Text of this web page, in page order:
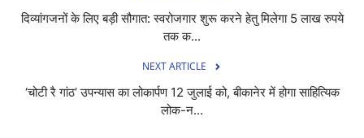
दिव्यांगजनों के लिए बड़ी सौगात: स्वरोजगार शुरू करने हेतु मिलेगा 5 लाख रुपये
तक क...
NEXT ARTICLE
‘चोटी रै गांठ’ उपन्यास का लोकार्पण 12 जुलाई को, बीकानेर में होगा साहित्यिक
लोक-न...